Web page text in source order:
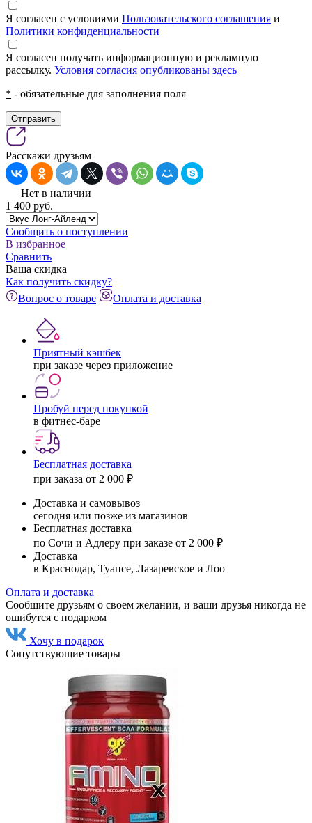
Я согласен с условиями Пользовательского соглашения и
Политики конфиденциальности
Я согласен получать информационную и рекламную
рассылку. Условия согласия опубликованы здесь
* - обязательные для заполнения поля
Отправить
Расскажи друзьям
Нет в наличии
1 400 pуб.
Сообщить о поступлении
В избранное
Сравнить
Ваша скидка
Как получить скидку?
Вопрос о товаре
Оплата и доставка
Приятный кэшбек
при заказе через приложение
Пробуй перед покупкой
в фитнес-баре
Бесплатная доставка
при заказа от 2 000 ₽
Доставка и самовывоз
сегодня или позже из магазинов
Бесплатная доставка
по Сочи и Адлеру при заказе от 2 000 ₽
Доставка
в Краснодар, Туапсе, Лазаревское и Лоо
Оплата и доставка
Сообщите друзьям о своем желании, и ваши друзья никогда не
ошибутся с подарком
Хочу в подарок
Сопутствующие товары